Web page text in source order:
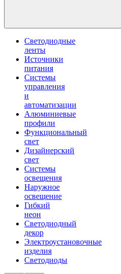
Светодиодные
ленты
Источники
питания
Системы
управления
и
автоматизации
Алюминиевые
профили
Функциональный
свет
Дизайнерский
свет
Системы
освещения
Наружное
освещение
Гибкий
неон
Светодиодный
декор
Электроустановочные
изделия
Светодиоды